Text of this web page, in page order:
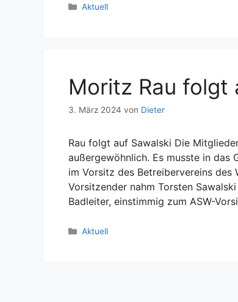
Kategorien
Aktuell
Moritz Rau folgt
3. März 2024 von Dieter
Rau folgt auf Sawalski Die
außergewöhnlich. Es musste in das
im Vorsitz des Betreibervereins des
Vorsitzender nahm Torsten
Badleiter, einstimmig zum ASW-
Kategorien
Aktuell